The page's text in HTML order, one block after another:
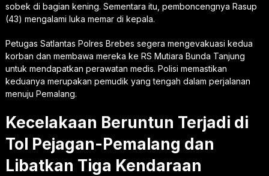
sobek di bagian kening. Sementara itu, pemboncengnya Rasup
(43) mengalami luka memar di kepala.
Petugas Satlantas Polres Brebes segera mengevakuasi kedua
korban dan membawa mereka ke RS Mutiara Bunda Tanjung
untuk mendapatkan perawatan medis. Polisi memastikan
keduanya merupakan pemudik yang tengah dalam perjalanan
menuju Pemalang.
Kecelakaan Beruntun Terjadi di
Tol Pejagan-Pemalang dan
Libatkan Tiga Kendaraan